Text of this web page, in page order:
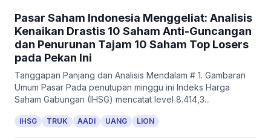
Pasar Saham Indonesia Menggeliat: Analisis
Kenaikan Drastis 10 Saham Anti-Guncangan
dan Penurunan Tajam 10 Saham Top Losers
pada Pekan Ini
Tanggapan Panjang dan Analisis Mendalam # 1. Gambaran
Umum Pasar Pada penutupan minggu ini Indeks Harga
Saham Gabungan (IHSG) mencatat level 8.414,3...
IHSG TRUK AADI UANG LION